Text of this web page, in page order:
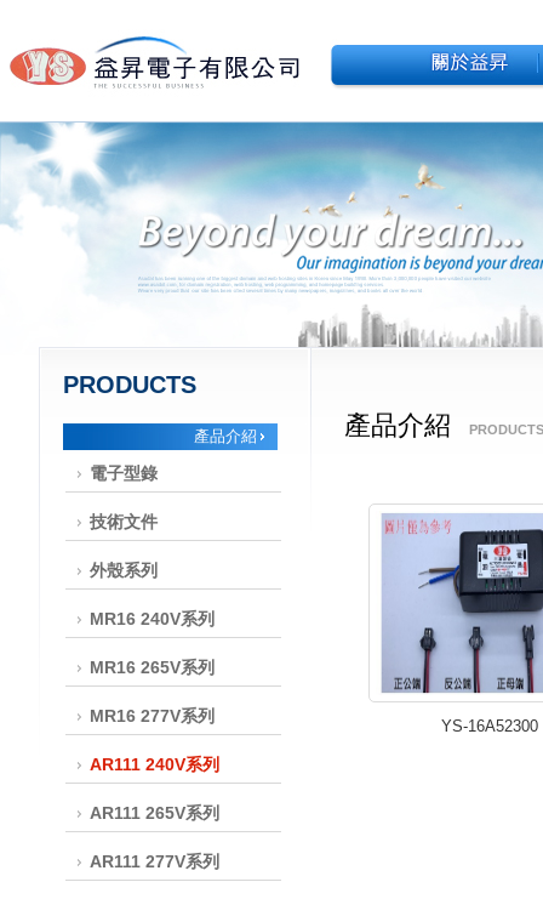
PRODUCTS
產品介紹
電子型錄
技術文件
外殼系列
MR16 240V系列
MR16 265V系列
MR16 277V系列
AR111 240V系列
AR111 265V系列
AR111 277V系列
產品介紹 PRODUCTS
YS-16A52300